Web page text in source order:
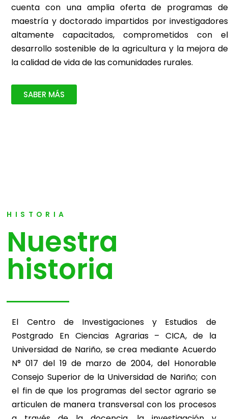
cuenta con una amplia oferta de programas de
maestría y doctorado impartidos por investigadores
altamente capacitados, comprometidos con el
desarrollo sostenible de la agricultura y la mejora de
la calidad de vida de las comunidades rurales.
SABER MÁS
HISTORIA
Nuestra
historia
El Centro de Investigaciones y Estudios de
Postgrado En Ciencias Agrarias – CICA, de la
Universidad de Nariño, se crea mediante Acuerdo
N° 017 del 19 de marzo de 2004, del Honorable
Consejo Superior de la Universidad de Nariño; con
el fin de que los programas del sector agrario se
articulen de manera transversal con los procesos